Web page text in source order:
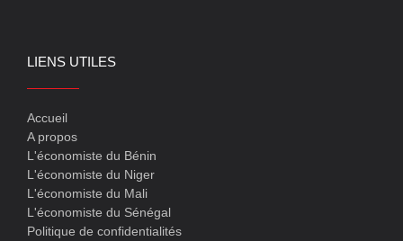
LIENS UTILES
Accueil
A propos
L'économiste du Bénin
L'économiste du Niger
L'économiste du Mali
L'économiste du Sénégal
Politique de confidentialités